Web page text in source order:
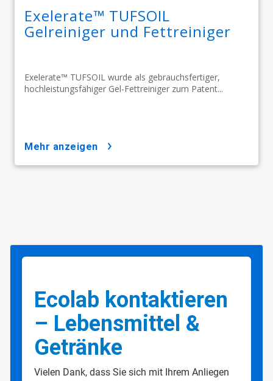
Exelerate™ TUFSOIL
Gelreiniger und Fettreiniger
Exelerate™ TUFSOIL wurde als gebrauchsfertiger,
hochleistungsfähiger Gel-Fettreiniger zum Patent...
mehr anzeigen
Ecolab kontaktieren
– Lebensmittel &
Getränke
Vielen Dank, dass Sie sich mit Ihrem Anliegen